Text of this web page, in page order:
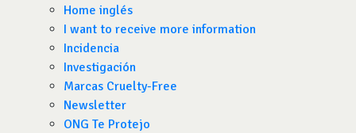
Home inglés
I want to receive more information
Incidencia
Investigación
Marcas Cruelty-Free
Newsletter
ONG Te Protejo